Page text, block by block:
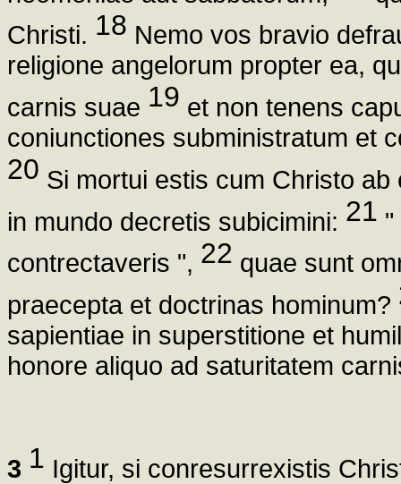
Christi. 18 Nemo vos bravio
religione angelorum propter ea,
carnis suae 19 et non tenens
coniunctiones subministratum et
20 Si mortui estis cum Christo
in mundo decretis subicimini: 21 "
contrectaveris ", 22 quae sunt
praecepta et doctrinas hominum?
sapientiae in superstitione et
honore aliquo ad saturitatem
3 1 Igitur, si conresurrexistis